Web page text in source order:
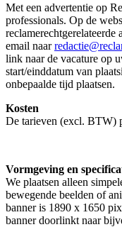
Met een advertentie op
professionals. Op de
reclamerechtgerelateerde
email naar
link naar de vacature op
start/einddatum van
onbepaalde tijd plaatsen.
Kosten
De tarieven (excl. BTW)
Vormgeving en
We plaatsen alleen
bewegende beelden of
banner is 1890 x 1650
banner doorlinkt naar